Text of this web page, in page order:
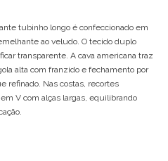
tubinho longo é confeccionado em
ao veludo. O tecido duplo
transparente. A cava americana traz
alta com franzido e fechamento por
refinado. Nas costas, recortes
V com alças largas, equilibrando